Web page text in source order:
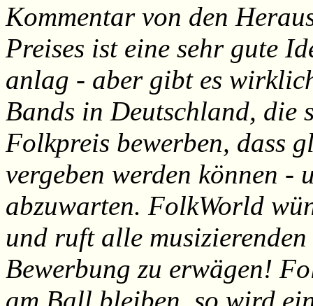
Kommentar von den
Preises ist eine sehr gute
anlag - aber gibt es
Bands in Deutschland, die
Folkpreis bewerben, dass
vergeben werden können
abzuwarten. FolkWorld
und ruft alle
Bewerbung zu erwägen!
am Ball bleiben, so wird